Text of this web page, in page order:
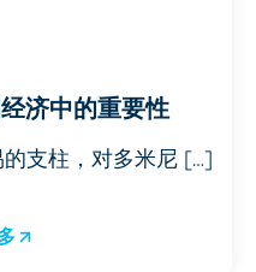
济中的重要性
支柱，对多米尼 […]